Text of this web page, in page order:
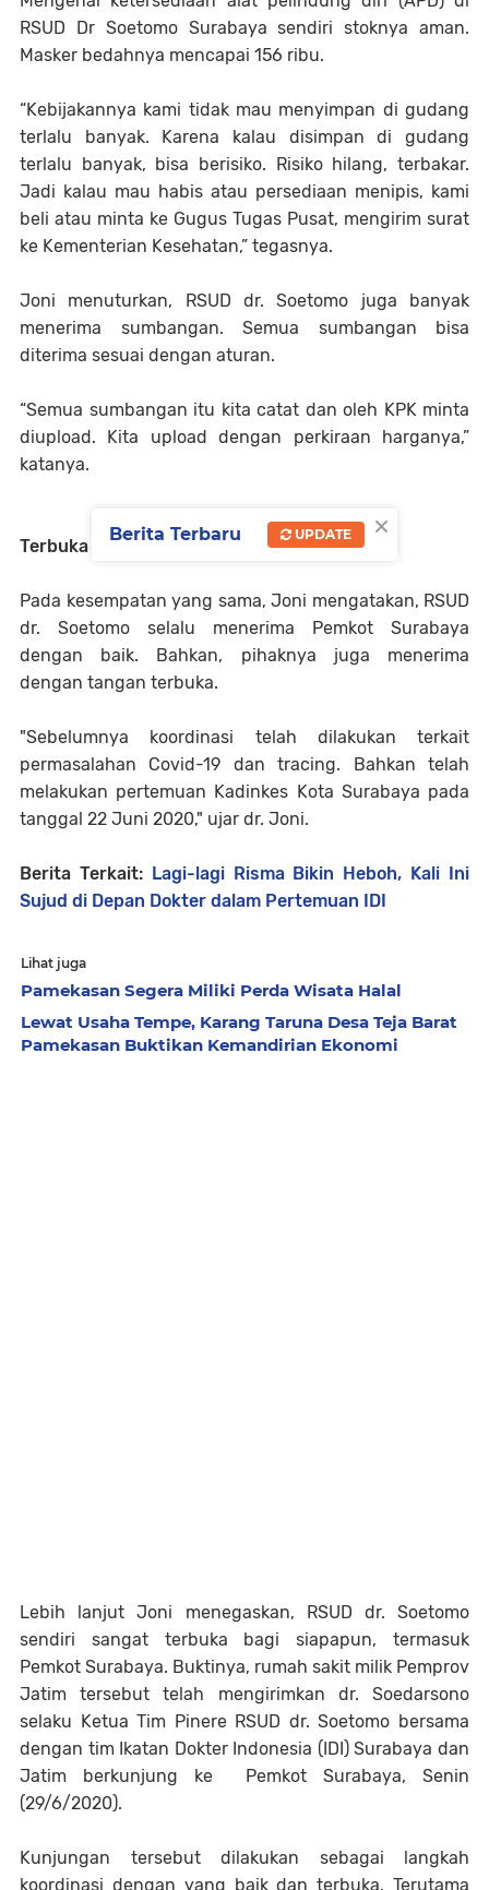
RSUD Dr Soetomo Surabaya sendiri stoknya aman.
Masker bedahnya mencapai 156 ribu.
“Kebijakannya kami tidak mau menyimpan di gudang
terlalu banyak. Karena kalau disimpan di gudang
terlalu banyak, bisa berisiko. Risiko hilang, terbakar.
Jadi kalau mau habis atau persediaan menipis, kami
beli atau minta ke Gugus Tugas Pusat, mengirim surat
ke Kementerian Kesehatan,” tegasnya.
Joni menuturkan, RSUD dr. Soetomo juga banyak
menerima sumbangan. Semua sumbangan bisa
diterima sesuai dengan aturan.
“Semua sumbangan itu kita catat dan oleh KPK minta
diupload. Kita upload dengan perkiraan harganya,”
katanya.
Terbuka ke Pemkot Surabaya
Pada kesempatan yang sama, Joni mengatakan, RSUD
dr. Soetomo selalu menerima Pemkot Surabaya
dengan baik. Bahkan, pihaknya juga menerima
dengan tangan terbuka.
"Sebelumnya koordinasi telah dilakukan terkait
permasalahan Covid-19 dan tracing. Bahkan telah
melakukan pertemuan Kadinkes Kota Surabaya pada
tanggal 22 Juni 2020," ujar dr. Joni.
Berita Terkait: Lagi-lagi Risma Bikin Heboh, Kali Ini
Sujud di Depan Dokter dalam Pertemuan IDI
Lihat juga
Pamekasan Segera Miliki Perda Wisata Halal
Lewat Usaha Tempe, Karang Taruna Desa Teja Barat
Pamekasan Buktikan Kemandirian Ekonomi
Lebih lanjut Joni menegaskan, RSUD dr. Soetomo
sendiri sangat terbuka bagi siapapun, termasuk
Pemkot Surabaya. Buktinya, rumah sakit milik Pemprov
Jatim tersebut telah mengirimkan dr. Soedarsono
selaku Ketua Tim Pinere RSUD dr. Soetomo bersama
dengan tim Ikatan Dokter Indonesia (IDI) Surabaya dan
Jatim berkunjung ke Pemkot Surabaya, Senin
(29/6/2020).
Kunjungan tersebut dilakukan sebagai langkah
koordinasi dengan yang baik dan terbuka. Terutama
×
Berita Terbaru UPDATE